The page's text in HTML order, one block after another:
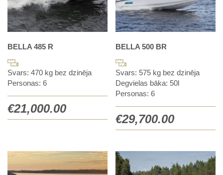
BELLA 485 R
Svars: 470 kg bez dzinēja
Personas: 6
€21,000.00
BELLA 500 BR
Svars: 575 kg bez dzinēja
Degvielas bāka: 50l
Personas: 6
€29,700.00